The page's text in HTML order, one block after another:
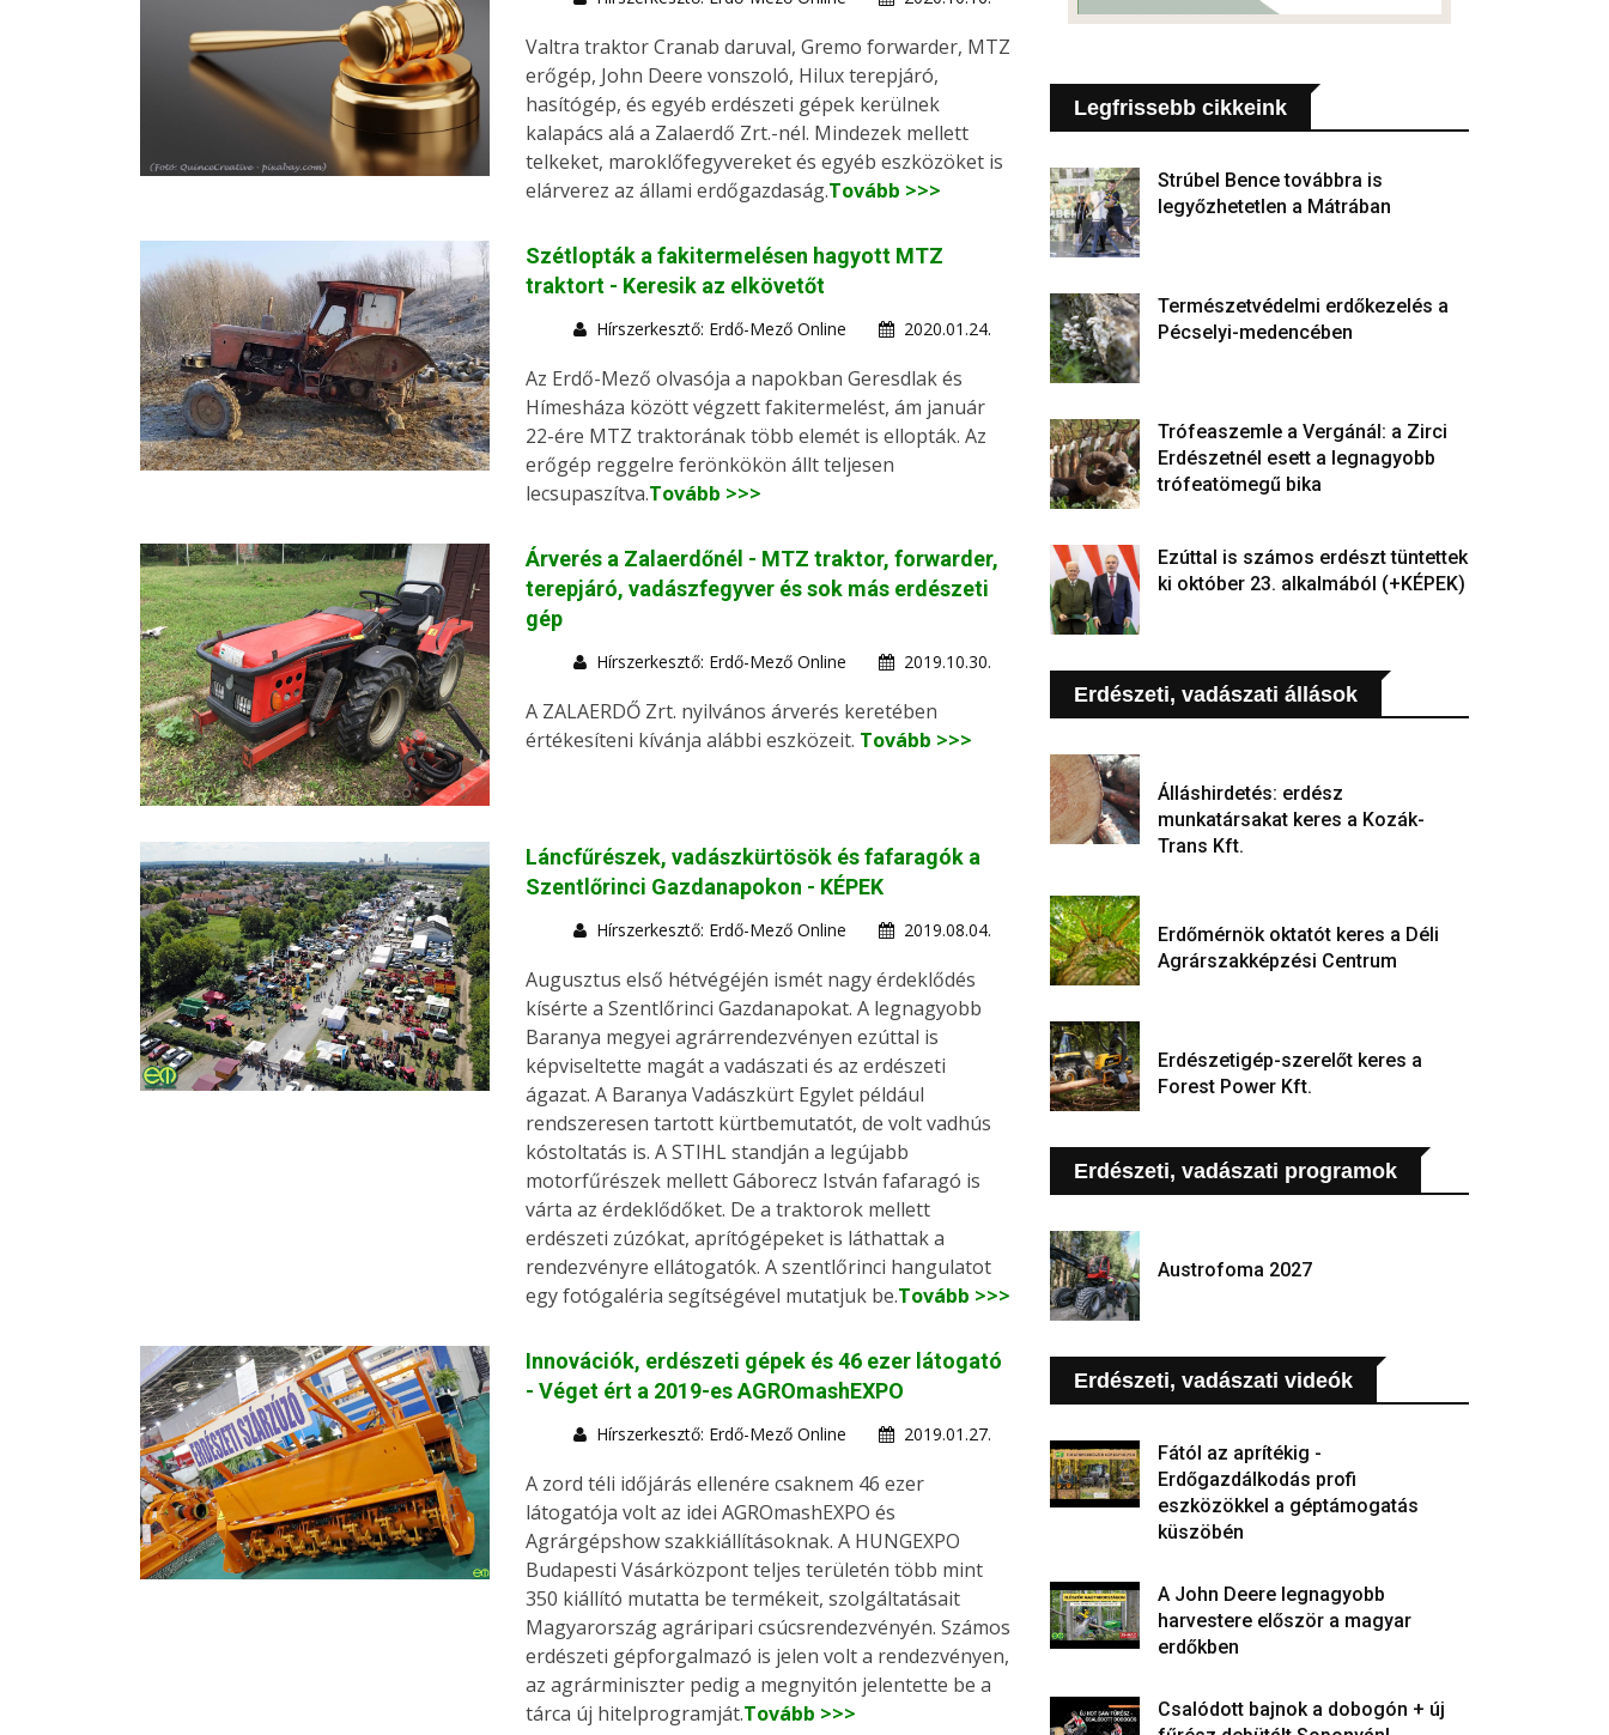
Valtra traktor Cranab daruval, Gremo forwarder, MTZ
erőgép, John Deere vonszoló, Hilux terepjáró,
hasítógép, és egyéb erdészeti gépek kerülnek
kalapács alá a Zalaerdő Zrt.-nél. Mindezek mellett
telkeket, maroklőfegyvereket és egyéb eszközöket is
elárverez az állami erdőgazdaság.Tovább >>>
Szétlopták a fakitermelésen hagyott MTZ
traktort - Keresik az elkövetőt
Hírszerkesztő: Erdő-Mező Online 2020.01.24.
Az Erdő-Mező olvasója a napokban Geresdlak és
Hímesháza között végzett fakitermelést, ám január
22-ére MTZ traktorának több elemét is ellopták. Az
erőgép reggelre ferönkökön állt teljesen
lecsupaszítva.Tovább >>>
Árverés a Zalaerdőnél - MTZ traktor, forwarder,
terepjáró, vadászfegyver és sok más erdészeti
gép
Hírszerkesztő: Erdő-Mező Online 2019.10.30.
A ZALAERDŐ Zrt. nyilvános árverés keretében
értékesíteni kívánja alábbi eszközeit. Tovább >>>
Láncfűrészek, vadászkürtösök és fafaragók a
Szentlőrinci Gazdanapokon - KÉPEK
Hírszerkesztő: Erdő-Mező Online 2019.08.04.
Augusztus első hétvégéjén ismét nagy érdeklődés
kísérte a Szentlőrinci Gazdanapokat. A legnagyobb
Baranya megyei agrárrendezvényen ezúttal is
képviseltette magát a vadászati és az erdészeti
ágazat. A Baranya Vadászkürt Egylet például
rendszeresen tartott kürtbemutatót, de volt vadhús
kóstoltatás is. A STIHL standján a legújabb
motorfűrészek mellett Gáborecz István fafaragó is
várta az érdeklődőket. De a traktorok mellett
erdészeti zúzókat, aprítógépeket is láthattak a
rendezvényre ellátogatók. A szentlőrinci hangulatot
egy fotógaléria segítségével mutatjuk be.Tovább >>>
Innovációk, erdészeti gépek és 46 ezer látogató
- Véget ért a 2019-es AGROmashEXPO
Hírszerkesztő: Erdő-Mező Online 2019.01.27.
A zord téli időjárás ellenére csaknem 46 ezer
látogatója volt az idei AGROmashEXPO és
Agrárgépshow szakkiállításoknak. A HUNGEXPO
Budapesti Vásárközpont teljes területén több mint
350 kiállító mutatta be termékeit, szolgáltatásait
Magyarország agráripari csúcsrendezvényén. Számos
erdészeti gépforgalmazó is jelen volt a rendezvényen,
az agrárminiszter pedig a megnyitón jelentette be a
tárca új hitelprogramját.Tovább >>>
Legfrissebb cikkeink
Strúbel Bence továbbra is
legyőzhetetlen a Mátrában
Természetvédelmi erdőkezelés a
Pécselyi-medencében
Trófeaszemle a Vergánál: a Zirci
Erdészetnél esett a legnagyobb
trófeatömegű bika
Ezúttal is számos erdészt tüntettek
ki október 23. alkalmából (+KÉPEK)
Erdészeti, vadászati állások
Álláshirdetés: erdész
munkatársakat keres a Kozák-
Trans Kft.
Erdőmérnök oktatót keres a Déli
Agrárszakképzési Centrum
Erdészetigép-szerelőt keres a
Forest Power Kft.
Erdészeti, vadászati programok
Austrofoma 2027
Erdészeti, vadászati videók
Fától az aprítékig -
Erdőgazdálkodás profi
eszközökkel a géptámogatás
küszöbén
A John Deere legnagyobb
harvestere először a magyar
erdőkben
Csalódott bajnok a dobogón + új